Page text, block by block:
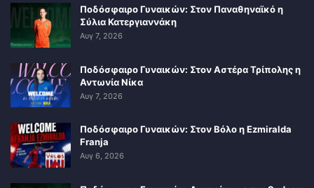
Ποδόσφαιρο Γυναικών: Στον Παναθηναϊκό η
Σύλια Κατεργιαννάκη
Αυγ 7, 2026
Ποδόσφαιρο Γυναικών: Στον Αστέρα Τρίπολης η
Αντωνία Νίκα
Αυγ 7, 2026
Ποδόσφαιρο Γυναικών: Στον Βόλο η Ezmiralda
Franja
Αυγ 6, 2026